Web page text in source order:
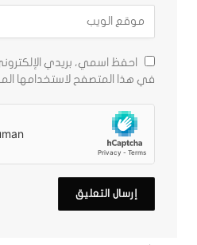
احفظ اسمي، بريدي
في هذا المتصفح لاستخدامها